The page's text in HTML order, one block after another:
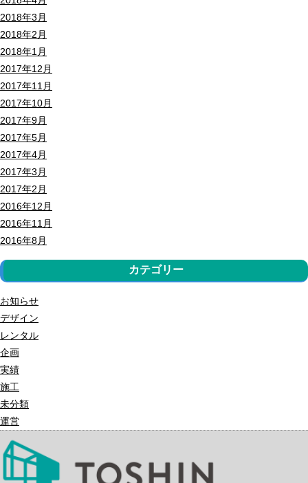
2018年3月
2018年2月
2018年1月
2017年12月
2017年11月
2017年10月
2017年9月
2017年5月
2017年4月
2017年3月
2017年2月
2016年12月
2016年11月
2016年8月
カテゴリー
お知らせ
デザイン
レンタル
企画
実績
施工
未分類
運営